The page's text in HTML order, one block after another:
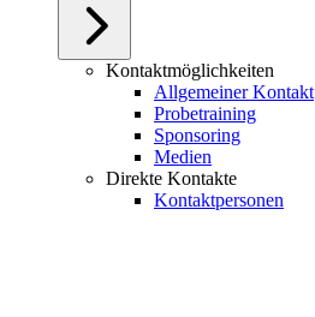
Kontaktmöglichkeiten
Allgemeiner Kontakt
Probetraining
Sponsoring
Medien
Direkte Kontakte
Kontaktpersonen